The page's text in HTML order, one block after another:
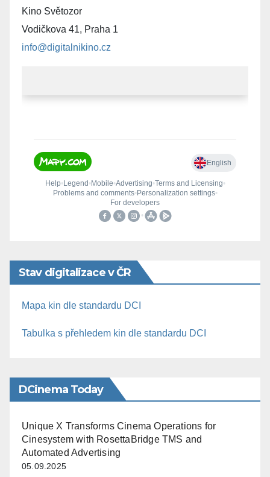
Kino Světozor
Vodičkova 41, Praha 1
info@digitalnikino.cz
Stav digitalizace v ČR
Mapa kin dle standardu DCI
Tabulka s přehledem kin dle standardu DCI
DCinema Today
Unique X Transforms Cinema Operations for
Cinesystem with RosettaBridge TMS and
Automated Advertising
05.09.2025